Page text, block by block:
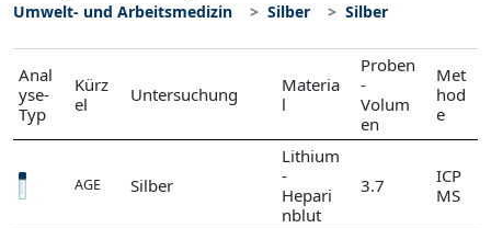
Umwelt- und Arbeitsmedizin
Silber Silber
Anal
yse-
Typ
Kürz
el
Untersuchung
Materia
l
Proben
-
Volum
en
Met
hod
e
AGE Silber
Lithium
-
Hepari
nblut
3.7
ICP
MS